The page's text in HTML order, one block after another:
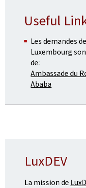
Useful
Les demandes
Luxembourg
de:
Ambassade du
Ababa
LuxDEV
La mission de